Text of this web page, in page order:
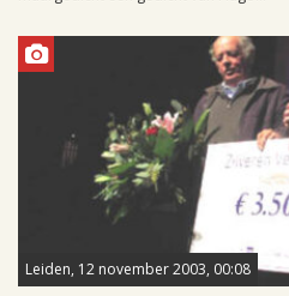
Leiden, 12 november 2003, 00:08